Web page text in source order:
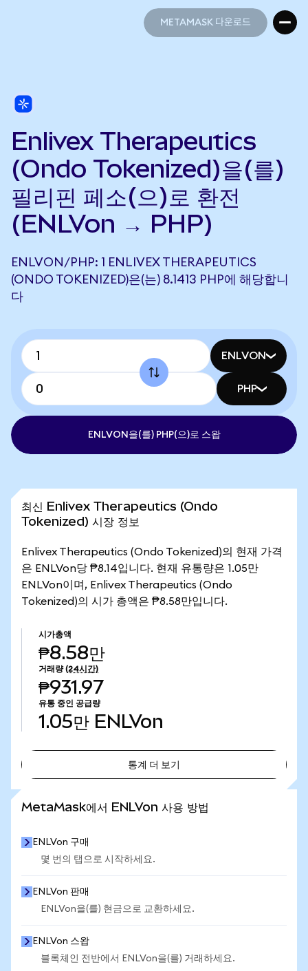
METAMASK 다운로드
Enlivex Therapeutics
(Ondo Tokenized)을(를)
필리핀 페소(으)로 환전
(ENLVon → PHP)
ENLVON/PHP: 1 ENLIVEX THERAPEUTICS
(ONDO TOKENIZED)은(는) 8.1413 PHP에 해당합니
다
ENLVON
PHP
ENLVON을(를) PHP(으)로 스왑
최신 Enlivex Therapeutics (Ondo
Tokenized) 시장 정보
Enlivex Therapeutics (Ondo Tokenized)의 현재 가격
은 ENLVon당 ₱8.14입니다. 현재 유통량은 1.05만
ENLVon이며, Enlivex Therapeutics (Ondo
Tokenized)의 시가 총액은 ₱8.58만입니다.
시가총액
₱8.58만
거래량 (24시간)
₱931.97
유통 중인 공급량
1.05만 ENLVon
통계 더 보기
MetaMask에서 ENLVon 사용 방법
ENLVon 구매
몇 번의 탭으로 시작하세요.
ENLVon 판매
ENLVon을(를) 현금으로 교환하세요.
ENLVon 스왑
블록체인 전반에서 ENLVon을(를) 거래하세요.